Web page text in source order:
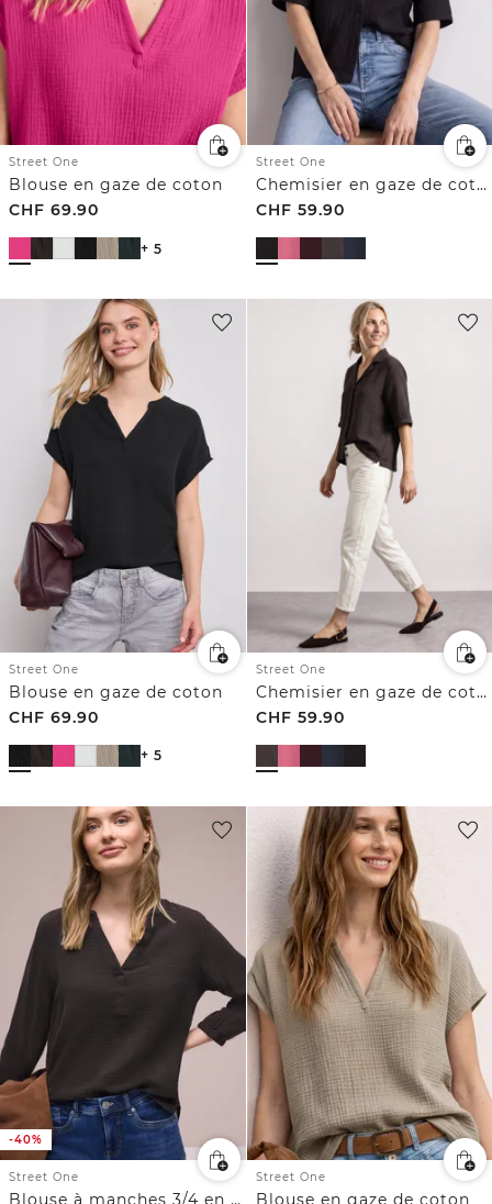
Street One
Blouse en gaze de coton
CHF 69.90
+ 5
Street One
Chemisier en gaze de coton
CHF 59.90
Street One
Blouse en gaze de coton
CHF 69.90
+ 5
Street One
Chemisier en gaze de coton
CHF 59.90
-40%
Street One
Blouse à manches 3/4 en gaze de coton
Street One
Blouse en gaze de coton